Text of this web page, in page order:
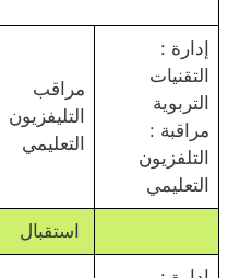
إدارة :
التقنيات
التربوية
مراقبة :
التلفزيون
التعليمي
مراقب
التليفزيون
التعليمي
استقبال